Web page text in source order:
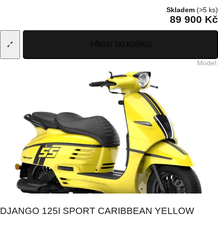
Skladem (>5 ks)
89 900 Kč
PŘIDAT DO KOŠÍKU
Model:
DJANGO 125I SPORT CARIBBEAN YELLOW